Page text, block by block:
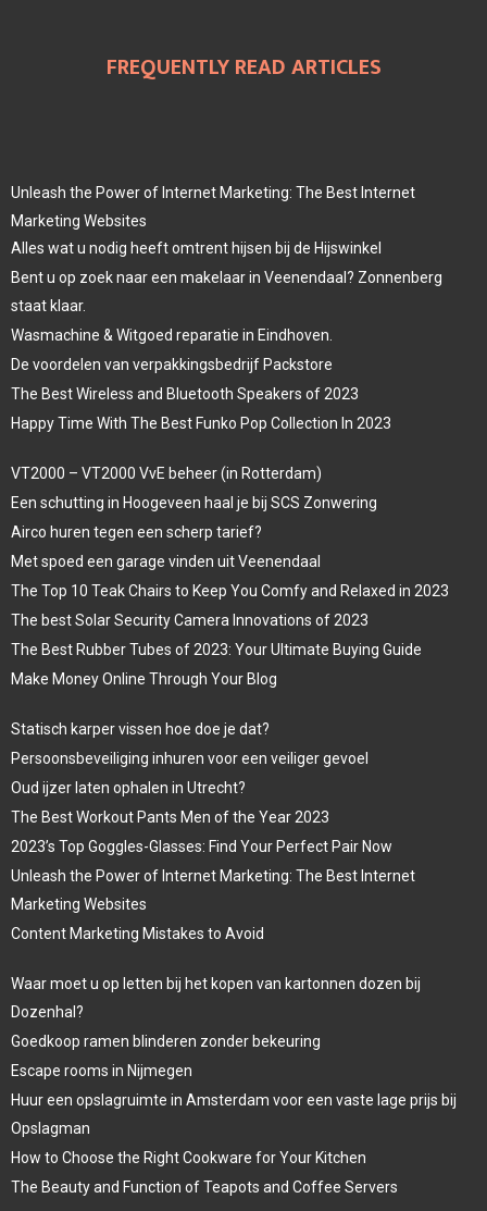
FREQUENTLY READ ARTICLES
Unleash the Power of Internet Marketing: The Best Internet
Marketing Websites
Alles wat u nodig heeft omtrent hijsen bij de Hijswinkel
Bent u op zoek naar een makelaar in Veenendaal? Zonnenberg
staat klaar.
Wasmachine & Witgoed reparatie in Eindhoven.
De voordelen van verpakkingsbedrijf Packstore
The Best Wireless and Bluetooth Speakers of 2023
Happy Time With The Best Funko Pop Collection In 2023
VT2000 – VT2000 VvE beheer (in Rotterdam)
Een schutting in Hoogeveen haal je bij SCS Zonwering
Airco huren tegen een scherp tarief?
Met spoed een garage vinden uit Veenendaal
The Top 10 Teak Chairs to Keep You Comfy and Relaxed in 2023
The best Solar Security Camera Innovations of 2023
The Best Rubber Tubes of 2023: Your Ultimate Buying Guide
Make Money Online Through Your Blog
Statisch karper vissen hoe doe je dat?
Persoonsbeveiliging inhuren voor een veiliger gevoel
Oud ijzer laten ophalen in Utrecht?
The Best Workout Pants Men of the Year 2023
2023’s Top Goggles-Glasses: Find Your Perfect Pair Now
Unleash the Power of Internet Marketing: The Best Internet
Marketing Websites
Content Marketing Mistakes to Avoid
Waar moet u op letten bij het kopen van kartonnen dozen bij
Dozenhal?
Goedkoop ramen blinderen zonder bekeuring
Escape rooms in Nijmegen
Huur een opslagruimte in Amsterdam voor een vaste lage prijs bij
Opslagman
How to Choose the Right Cookware for Your Kitchen
The Beauty and Function of Teapots and Coffee Servers